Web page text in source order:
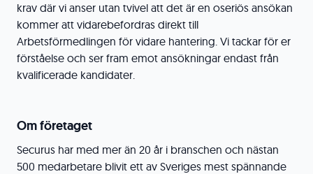
krav där vi anser utan tvivel att det är en oseriös ansökan
kommer att vidarebefordras direkt till
Arbetsförmedlingen för vidare hantering. Vi tackar för er
förståelse och ser fram emot ansökningar endast från
kvalificerade kandidater.
Om företaget
Securus har med mer än 20 år i branschen och nästan
500 medarbetare blivit ett av Sveriges mest spännande